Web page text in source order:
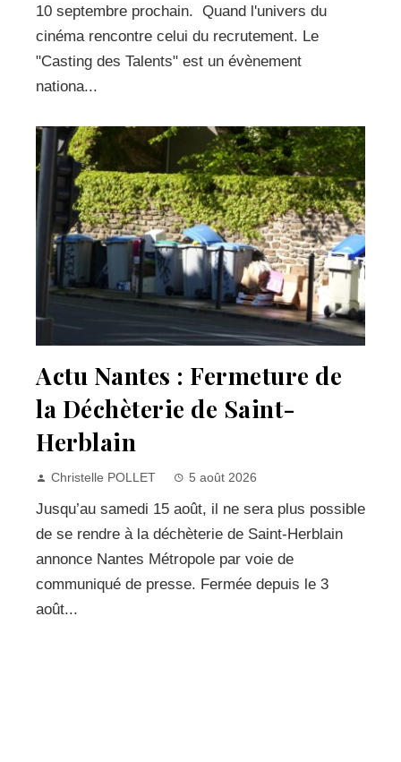
10 septembre prochain. Quand l'univers du
cinéma rencontre celui du recrutement. Le
"Casting des Talents" est un évènement
nationa...
Actu Nantes : Fermeture de
la Déchèterie de Saint-
Herblain
Christelle POLLET 5 août 2026
Jusqu’au samedi 15 août, il ne sera plus possible
de se rendre à la déchèterie de Saint-Herblain
annonce Nantes Métropole par voie de
communiqué de presse. Fermée depuis le 3
août...